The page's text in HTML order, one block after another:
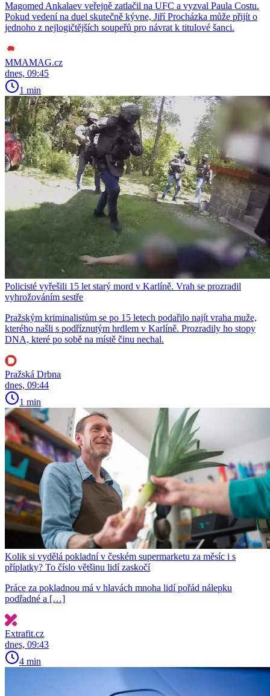
Magomed Ankalaev veřejně zatlačil na UFC a vyzval Paula Costu.
Pokud vedení na duel skutečně kývne, Jiří Procházka může přijít o
jednoho z nejlogičtějších soupeřů pro návrat k titulové šanci.
MMAMAG.cz
dnes, 09:45
1 min
Policisté vyřešili 15 let starý mord v Karlíně. Vrah se prozradil
vyhrožováním sestře
Pražským kriminalistům se po 15 letech podařilo najít vraha muže,
kterého našli s podříznutým hrdlem v Karlíně. Prozradily ho stopy
DNA, které po sobě na místě činu nechal.
Pražská Drbna
dnes, 09:44
1 min
Kolik si vydělá pokladní v českém supermarketu za měsíc i s
příplatky? To číslo většinu lidí zaskočí
Práce za pokladnou má v hlavách mnoha lidí pořád nálepku
podřadné a […]
Extrafit.cz
dnes, 09:43
4 min